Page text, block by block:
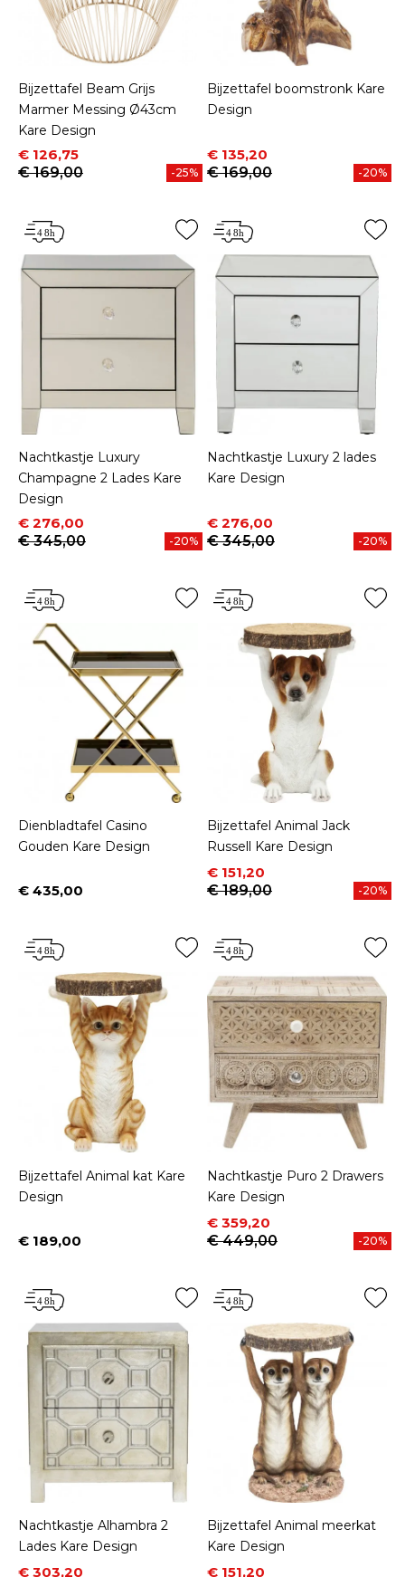
Bijzettafel Beam Grijs
Marmer Messing Ø43cm
Kare Design
Prijs
€ 126,75
Normale prijs
€ 169,00
-25%
Bijzettafel boomstronk Kare
Design
Prijs
€ 135,20
Normale prijs
€ 169,00
-20%
Nachtkastje Luxury
Champagne 2 Lades Kare
Design
Prijs
€ 276,00
Normale prijs
€ 345,00
-20%
Nachtkastje Luxury 2 lades
Kare Design
Prijs
€ 276,00
Normale prijs
€ 345,00
-20%
Dienbladtafel Casino
Gouden Kare Design
Prijs
€ 435,00
Bijzettafel Animal Jack
Russell Kare Design
Prijs
€ 151,20
Normale prijs
€ 189,00
-20%
Bijzettafel Animal kat Kare
Design
Prijs
€ 189,00
Nachtkastje Puro 2 Drawers
Kare Design
Prijs
€ 359,20
Normale prijs
€ 449,00
-20%
Nachtkastje Alhambra 2
Lades Kare Design
Prijs
€ 303,20
Normale prijs
Bijzettafel Animal meerkat
Kare Design
Prijs
€ 151,20
Normale prijs